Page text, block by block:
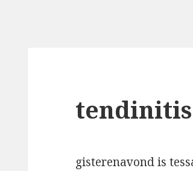
gisterenavond is